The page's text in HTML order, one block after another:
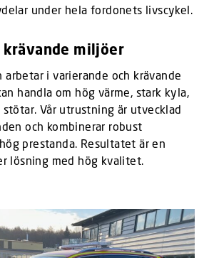
under hela fordonets livscykel.
miljöer
arbetar i varierande och krävande
handla om hög värme, stark kyla,
Vår utrustning är utvecklad
och kombinerar robust
prestanda. Resultatet är en
lösning med hög kvalitet.